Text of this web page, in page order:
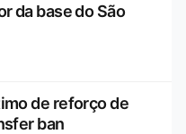
da base do São
de reforço de
ban